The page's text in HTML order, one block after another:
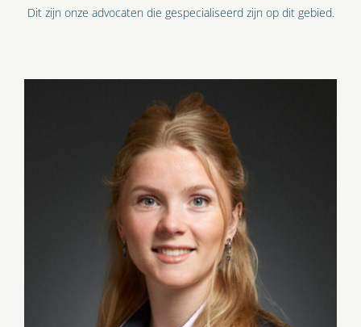
Dit zijn onze advocaten die gespecialiseerd zijn op dit gebied.